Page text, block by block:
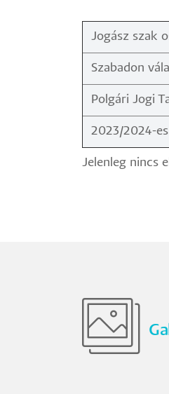
Jogász szak
Szabadon
Polgári Jogi
2023/2024-
Jelenleg nincs